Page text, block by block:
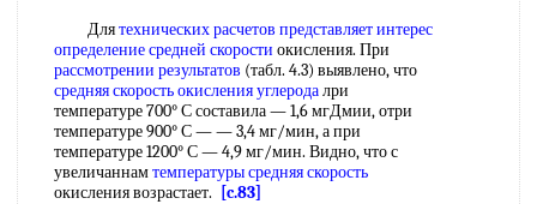
Длятехнических расчетов представляет интерес
определение средней скорости окисления. При
рассмотрении результатов (табл. 4.3) выявлено, что
средняя скоростьокисления углеродалри
температуре 700° С составила — 1,6 мгДмии, отри
температуре 900° С — — 3,4 мг/мин, а при
температуре 1200° С — 4,9 мг/мин. Видно, что с
увеличаннамтемпературы средняя скорость
окисления возрастает.
[c.83]